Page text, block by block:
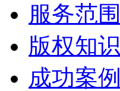
服务范围
版权知识
成功案例